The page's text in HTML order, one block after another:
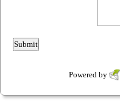
Powered by